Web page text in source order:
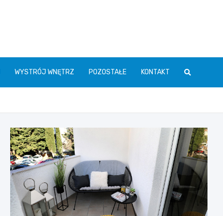
WYSTRÓJ WNĘTRZ POZOSTAŁE KONTAKT